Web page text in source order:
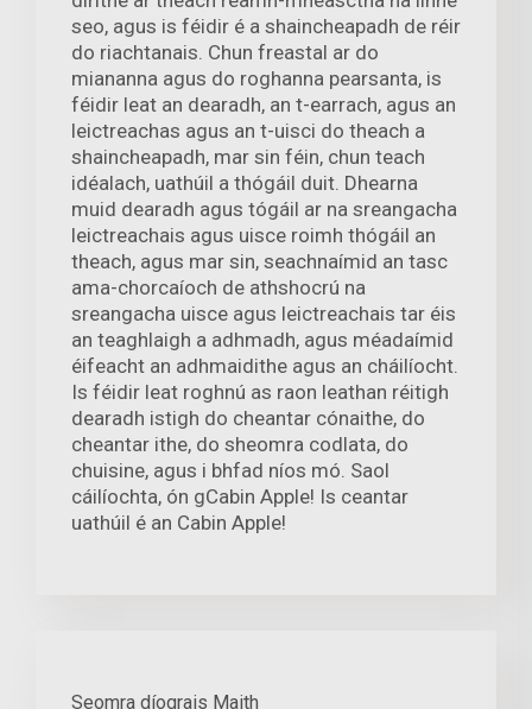
seo, agus is féidir é a shaincheapadh de réir
do riachtanais. Chun freastal ar do
miananna agus do roghanna pearsanta, is
féidir leat an dearadh, an t-earrach, agus an
leictreachas agus an t-uisci do theach a
shaincheapadh, mar sin féin, chun teach
idéalach, uathúil a thógáil duit. Dhearna
muid dearadh agus tógáil ar na sreangacha
leictreachais agus uisce roimh thógáil an
theach, agus mar sin, seachnaímid an tasc
ama-chorcaíoch de athshocrú na
sreangacha uisce agus leictreachais tar éis
an teaghlaigh a adhmadh, agus méadaímid
éifeacht an adhmaidithe agus an cháilíocht.
Is féidir leat roghnú as raon leathan réitigh
dearadh istigh do cheantar cónaithe, do
cheantar ithe, do sheomra codlata, do
chuisine, agus i bhfad níos mó. Saol
cáilíochta, ón gCabin Apple! Is ceantar
uathúil é an Cabin Apple!
Seomra díograis Maith